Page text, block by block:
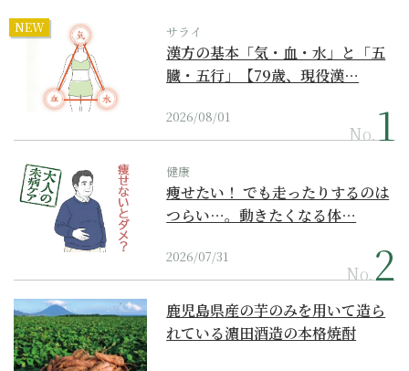
NEW サライ
漢方の基本「気・血・水」と「五
臓・五行」【79歳、現役漢…
2026/08/01
No.
健康
痩せたい！ でも走ったりするのは
つらい…。動きたくなる体…
2026/07/31
No.
鹿児島県産の芋のみを用いて造ら
れている濵田酒造の本格焼酎